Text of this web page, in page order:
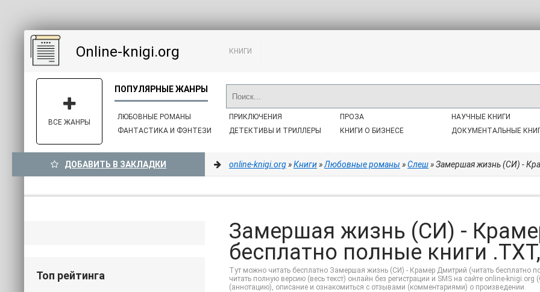
Online-knigi.org КНИГИ
ЛЮБОВНЫЕ РОМАНЫ
ФАНТАСТИКА И ФЭНТЕЗИ
ПРИКЛЮЧЕНИЯ
ДЕТЕКТИВЫ И ТРИЛЛЕРЫ
ПРОЗА
КНИГИ О БИЗНЕСЕ
НАУЧНЫЕ КНИГИ
ДОКУМЕНТАЛЬНЫЕ
ВСЕ ЖАНРЫ
ДОБАВИТЬ В ЗАКЛАДКИ online-knigi.org»Книги»Любовные романы »Слеш» Замершая жизнь (СИ) -
Замершая жизнь (СИ) -
бесплатно полные книги
Тут можно читать бесплатно Замершая жизнь (СИ) - Крамер Дмитрий (читать
читать полную версию (весь текст) онлайн без регистрации и SMS на сайте online-
(аннотацию), описание и ознакомиться с отзывами (комментариями) о произведении.
Топ рейтинга